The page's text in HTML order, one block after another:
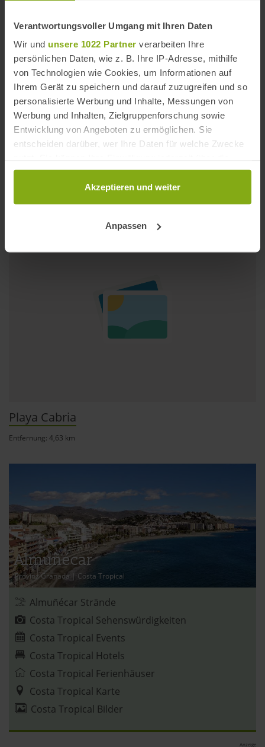
Verantwortungsvoller Umgang mit Ihren Daten
Wir und unsere 1022 Partner verarbeiten Ihre
persönlichen Daten, wie z. B. Ihre IP-Adresse, mithilfe
von Technologien wie Cookies, um Informationen auf
Ihrem Gerät zu speichern und darauf zuzugreifen und so
personalisierte Werbung und Inhalte, Messungen von
Werbung und Inhalten, Zielgruppenforschung sowie
Entwicklung von Angeboten zu ermöglichen. Sie
entscheiden darüber, wer Ihre Daten für welche Zwecke
Cookie-Erklärung oder durch Klicken auf das Privacy
Trigger Symbol ändern oder widerrufen
Informationen über Ihre geografische Lage
bestimmten Merkmalen (Fingerprinting) identifizieren
Erfahren Sie mehr darüber, wie Ihre persönlichen Daten
fest.
verbessern und wirtschaftlich zu betreiben. Du kannst in
ausgewählten Cookies. Du kannst diese Einstellungen
jederzeit aufrufen und Cookies auch nachträglich
jederzeit abwählen. Weitere Hinweise zu den
verwendeten Verfahren und Begrifflichkeiten (z.B.
»Cookies«, »Marketing« und »Statistik«) erhältst du in
der Datenschutzerklärung.
Datenschutzerklärung|Impressum
Akzeptieren und weiter
Anpassen
Playa La Caleta (Nerja)
Entfernung: 6,45 km
Playa Cabria
Entfernung: 4,63 km
Almuñécar
Provinz Granada | Costa Tropical
Almuñécar Strände
Costa Tropical Sehenswürdigkeiten
Costa Tropical Events
Costa Tropical Hotels
Costa Tropical Ferienhäuser
Costa Tropical Karte
Costa Tropical Bilder
Anzeige